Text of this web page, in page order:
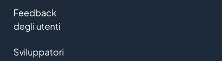
Feedback
degli utenti
Sviluppatori